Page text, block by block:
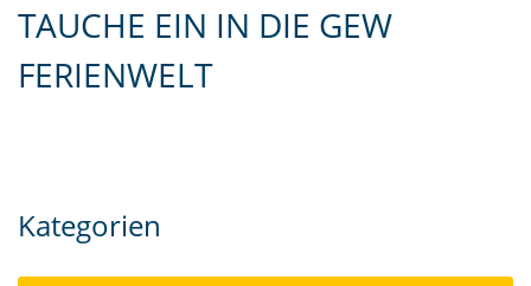
TAUCHE EIN IN DIE GEW
FERIENWELT
Kategorien